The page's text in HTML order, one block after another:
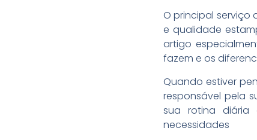
O principal serviço
e qualidade
artigo
fazem e os
Quando estiver
responsável pela
sua rotina diária
necessidades